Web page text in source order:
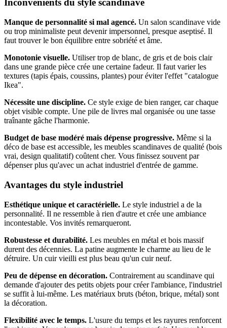
Inconvénients du style scandinave
Manque de personnalité si mal agencé. Un salon scandinave vide
ou trop minimaliste peut devenir impersonnel, presque aseptisé. Il
faut trouver le bon équilibre entre sobriété et âme.
Monotonie visuelle. Utiliser trop de blanc, de gris et de bois clair
dans une grande pièce crée une certaine fadeur. Il faut varier les
textures (tapis épais, coussins, plantes) pour éviter l'effet "catalogue
Ikea".
Nécessite une discipline. Ce style exige de bien ranger, car chaque
objet visible compte. Une pile de livres mal organisée ou une tasse
traînante gâche l'harmonie.
Budget de base modéré mais dépense progressive. Même si la
déco de base est accessible, les meubles scandinaves de qualité (bois
vrai, design qualitatif) coûtent cher. Vous finissez souvent par
dépenser plus qu'avec un achat industriel d'entrée de gamme.
Avantages du style industriel
Esthétique unique et caractérielle. Le style industriel a de la
personnalité. Il ne ressemble à rien d'autre et crée une ambiance
incontestable. Vos invités remarqueront.
Robustesse et durabilité. Les meubles en métal et bois massif
durent des décennies. La patine augmente le charme au lieu de le
détruire. Un cuir vieilli est plus beau qu'un cuir neuf.
Peu de dépense en décoration. Contrairement au scandinave qui
demande d'ajouter des petits objets pour créer l'ambiance, l'industriel
se suffit à lui-même. Les matériaux bruts (béton, brique, métal) sont
la décoration.
Flexibilité avec le temps. L'usure du temps et les rayures renforcent